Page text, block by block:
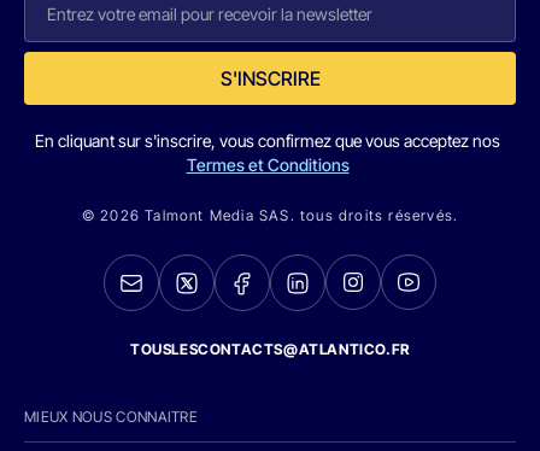
S'INSCRIRE
En cliquant sur s'inscrire, vous confirmez que vous acceptez nos
Termes et Conditions
© 2026 Talmont Media SAS. tous droits réservés.
TOUSLESCONTACTS@ATLANTICO.FR
MIEUX NOUS CONNAITRE